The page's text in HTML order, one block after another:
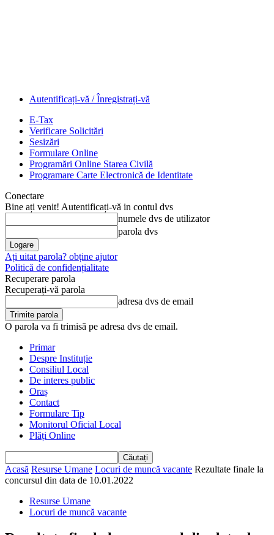
Autentificați-vă / Înregistrați-vă
E-Tax
Verificare Solicitări
Sesizări
Formulare Online
Programări Online Starea Civilă
Programare Carte Electronică de Identitate
Conectare
Bine ați venit! Autentificați-vă in contul dvs
numele dvs de utilizator
parola dvs
Ați uitat parola? obține ajutor
Politică de confidențialitate
Recuperare parola
Recuperați-vă parola
adresa dvs de email
O parola va fi trimisă pe adresa dvs de email.
Primar
Despre Instituție
Consiliul Local
De interes public
Oraș
Contact
Formulare Tip
Monitorul Oficial Local
Plăți Online
Acasă Resurse Umane Locuri de muncă vacante Rezultate finale la
concursul din data de 10.01.2022
Resurse Umane
Locuri de muncă vacante